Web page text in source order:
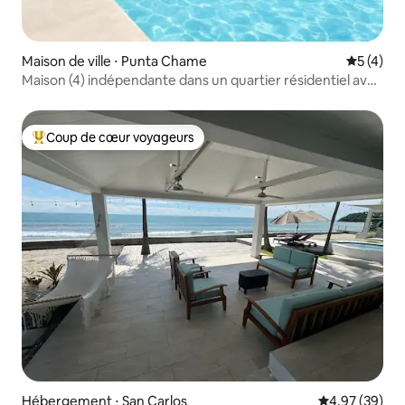
Maison de ville ⋅ Punta Chame
5 (4)
Maison (4) indépendante dans un quartier résidentiel avec
Coups de cœur voyageurs les plus appréciés
Coup de cœur voyageurs
Hébergement ⋅ San Carlos Évaluation
4,97 (39)